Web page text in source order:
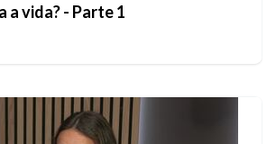
a vida? - Parte 1